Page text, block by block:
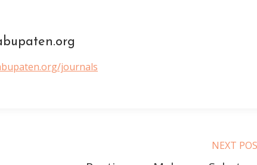
journals
NEXT